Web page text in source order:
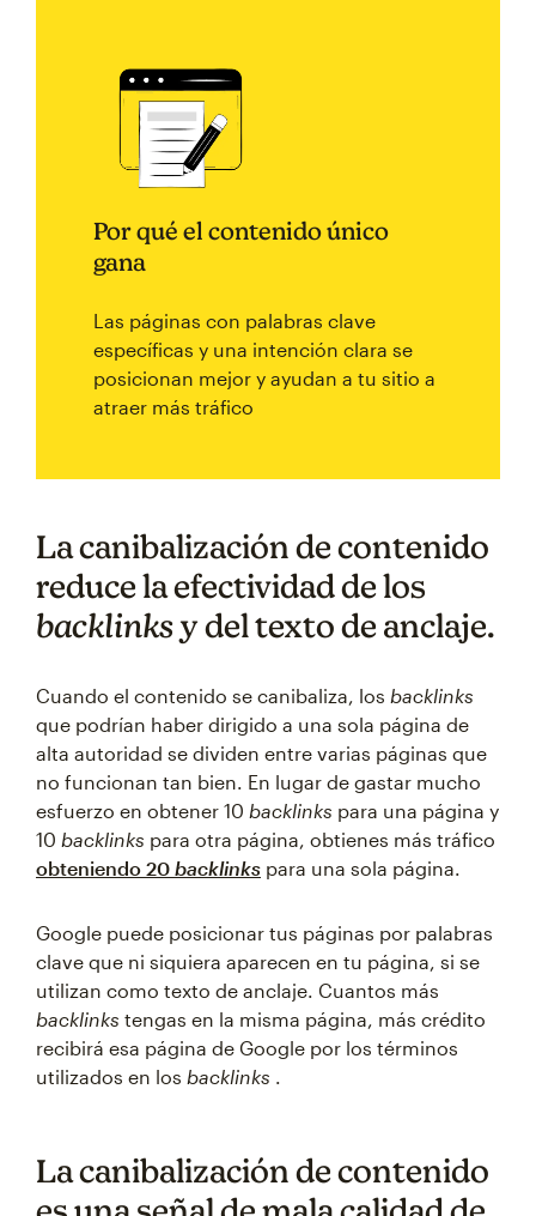
Por qué el contenido único
gana
Las páginas con palabras clave
específicas y una intención clara se
posicionan mejor y ayudan a tu sitio a
atraer más tráfico
La canibalización de contenido
reduce la efectividad de los
backlinksy del texto de anclaje.
Cuando el contenido se canibaliza, los backlinks
que podrían haber dirigido a una sola página de
alta autoridad se dividen entre varias páginas que
no funcionan tan bien. En lugar de gastar mucho
esfuerzo en obtener 10 backlinks para una página y
10 backlinks para otra página, obtienes más tráfico
obteniendo 20 backlinks para una sola página.
Google puede posicionar tus páginas por palabras
clave que ni siquiera aparecen en tu página, si se
utilizan como texto de anclaje. Cuantos más
backlinks tengas en la misma página, más crédito
recibirá esa página de Google por los términos
utilizados en los backlinks .
La canibalización de contenido